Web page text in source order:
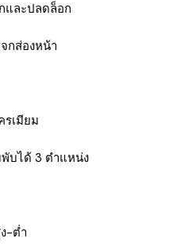
และปลดล็อก
กส่องหน้า
เมียม
บได้ 3 ตำแหน่ง
-ต่ำ